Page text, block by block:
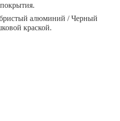
алюминий / Черный
краской.